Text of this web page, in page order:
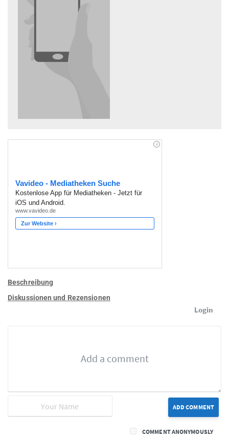
Beschreibung
Diskussionen und Rezensionen
Login
ADD COMMENT
COMMENT ANONYMOUSLY